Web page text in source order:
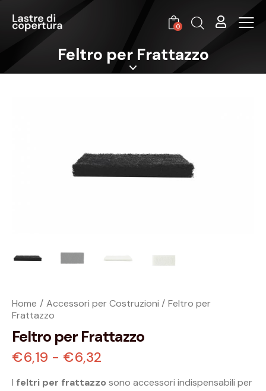
0
Feltro per Frattazzo
Home Accessori per Costruzioni
Feltro per
Frattazzo
Feltro per Frattazzo
€6,19 - €6,32
I feltri per frattazzo sono accessori indispensabili per